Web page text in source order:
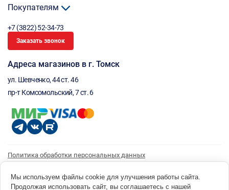
Покупателям
+7 (3822) 52-34-73
Заказать звонок
Адреса магазинов в г. Томск
ул. Шевченко, 44 ст. 46
пр-т Комсомольский, 7 ст. 6
Политика обработки персональных данных
Согласие на получение рассылки
Мы используем файлы cookie для улучшения работы сайта.
Продолжая использовать сайт, вы соглашаетесь с нашей